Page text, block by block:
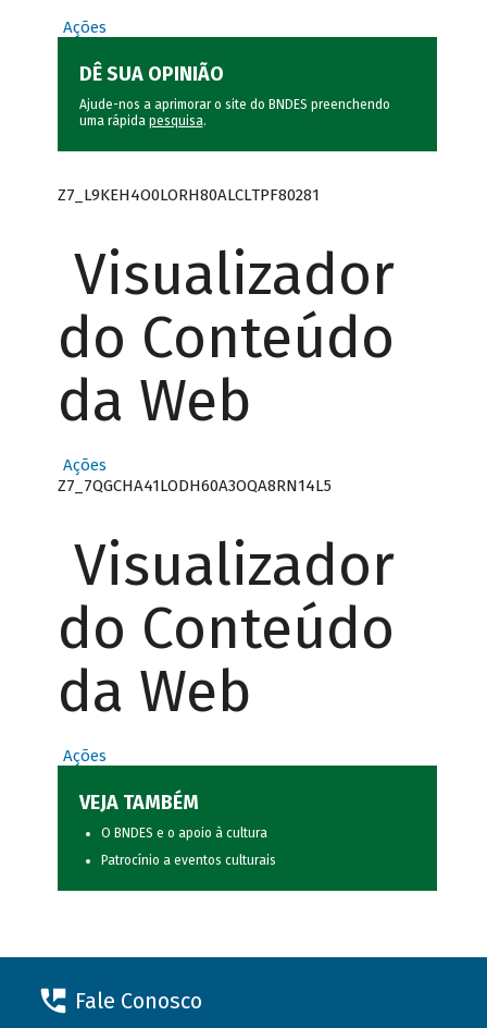
Ações
DÊ SUA OPINIÃO
Ajude-nos a aprimorar o site do BNDES preenchendo
uma rápida pesquisa.
Z7_L9KEH4O0LORH80ALCLTPF80281
Visualizador
do Conteúdo
da Web
Ações
Z7_7QGCHA41LODH60A3OQA8RN14L5
Visualizador
do Conteúdo
da Web
Ações
VEJA TAMBÉM
O BNDES e o apoio à cultura
Patrocínio a eventos culturais
Fale Conosco